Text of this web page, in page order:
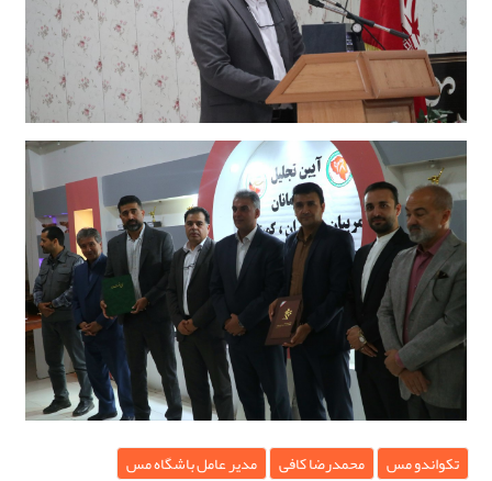
تکواندو مس محمدرضا کافی مدیر عامل باشگاه مس